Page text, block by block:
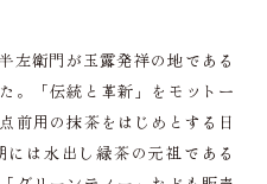
左衛門が玉露発祥の地である
。「伝統と革新」をモットー
前用の抹茶をはじめとする日
は水出し緑茶の元祖である